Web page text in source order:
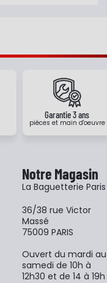
Garantie 3 ans
pièces et main d'oeuvre
Notre Magasin
La Baguetterie Paris
36/38 rue Victor
Massé
75009 PARIS
Ouvert du mardi au
samedi de 10h à
12h30 et de 14 à 19h